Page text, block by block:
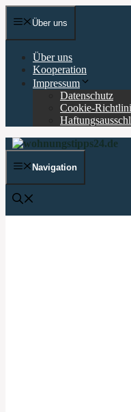
Zum
Inhalt Über uns
Über uns
Kooperation
Impressum
Datenschutz
Cookie-
Navigation